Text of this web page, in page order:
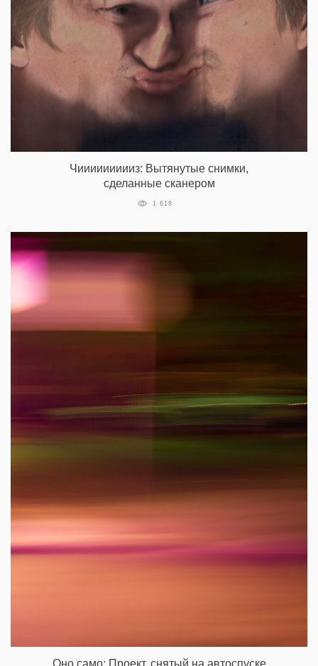
Чиииииииииз: Вытянутые снимки,
сделанные сканером
1 618